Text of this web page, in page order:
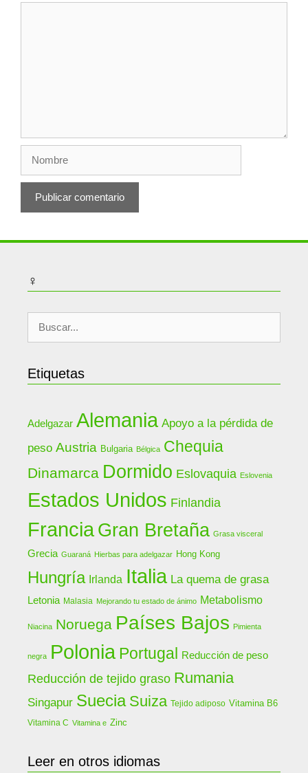
♀
Buscar:
Etiquetas
Adelgazar Alemania Apoyo a la pérdida de
peso Austria Bulgaria Bélgica Chequia
Dinamarca Dormido Eslovaquia Eslovenia
Estados Unidos Finlandia
FranciaGran Bretaña Grasa visceral
Grecia Guaraná Hierbas para adelgazar Hong Kong
Hungría Irlanda Italia La quema de grasa
Letonia Malasia Mejorando tu estado de ánimo Metabolismo
Niacina Noruega Países Bajos Pimienta
negra Polonia Portugal Reducción de peso
Reducción de tejido graso Rumania
Singapur Suecia Suiza Tejido adiposo Vitamina B6
Vitamina C Vitamina e Zinc
Leer en otros idiomas